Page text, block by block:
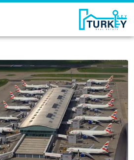
Skip
content